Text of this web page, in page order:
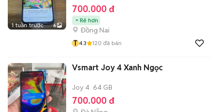
1 tuần trước 6
700.000 đ
Rẻ hơn
Đồng Nai
T 4.3 120 đã bán
Vsmart Joy 4 Xanh Ngọc
Joy 4 64 GB
700.000 đ